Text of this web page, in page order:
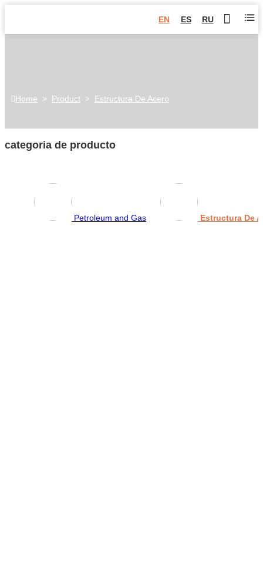
EN ES RU
Home > Product > Estructura De Acero
categoria de producto
Petroleum and Gas Estructura De